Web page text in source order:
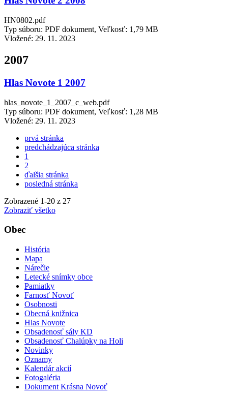
HN0802.pdf
Typ súboru: PDF dokument, Veľkosť: 1,79 MB
Vložené: 29. 11. 2023
2007
Hlas Novote 1 2007
hlas_novote_1_2007_c_web.pdf
Typ súboru: PDF dokument, Veľkosť: 1,28 MB
Vložené: 29. 11. 2023
prvá stránka
predchádzajúca stránka
1
2
ďalšia stránka
posledná stránka
Zobrazené 1-20 z 27
Zobraziť všetko
Obec
História
Mapa
Nárečie
Letecké snímky obce
Pamiatky
Farnosť Novoť
Osobnosti
Obecná knižnica
Hlas Novote
Obsadenosť sály KD
Obsadenosť Chalúpky na Holi
Novinky
Oznamy
Kalendár akcií
Fotogaléria
Dokument Krásna Novoť